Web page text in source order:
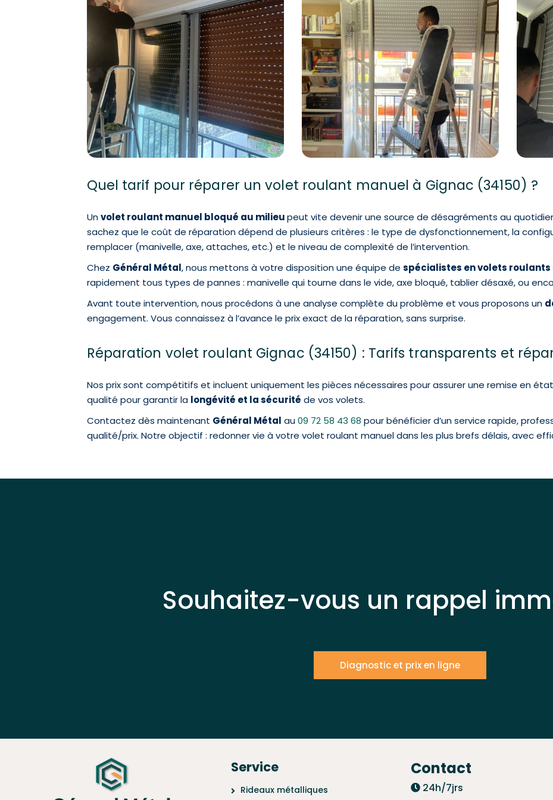
Quel tarif pour réparer un volet roulant manuel à Gignac (34150) ?
Unvolet roulant manuel bloqué au milieupeut vite devenir une source de désagréments au
sachez que le coût de réparation dépend de plusieurs critères : le type de dysfonctionnement, la
remplacer (manivelle, axe, attaches, etc.) et le niveau de complexité de l’intervention.
Chez Général Métal, nous mettons à votre disposition une équipe de spécialistes en volets roulants
rapidement tous types de pannes : manivelle qui tourne dans le vide, axe bloqué, tablier désaxé, ou
Avant toute intervention, nous procédons à une analyse complète du problème et vous proposons un
engagement. Vous connaissez à l’avance le prix exact de la réparation, sans surprise.
Réparation volet roulant Gignac (34150) : Tarifs transparents et
Nos prix sont compétitifs et incluent uniquement les pièces nécessaires pour assurer une remise en
qualité pour garantir la longévité et la sécurité de vos volets.
Contactez dès maintenant Général Métal au09 72 58 43 68 pour bénéficier d’un service rapide,
qualité/prix. Notre objectif : redonner vie à votre volet roulant manuel dans les plus brefs délais, avec
Souhaitez-vous un rappel
Diagnostic et prix en ligne
Service
Rideaux métalliques
Contact
24h/7jrs